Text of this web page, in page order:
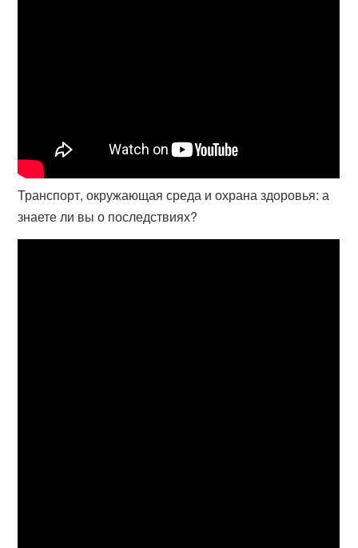
Транспорт, окружающая среда и охрана здоровья: а
знаете ли вы о последствиях?